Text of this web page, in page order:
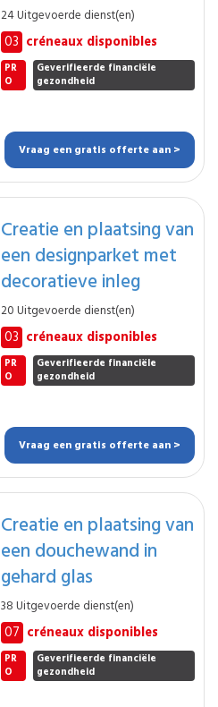
24 Uitgevoerde dienst(en)
03 créneaux disponibles
PR
O
Geverifieerde financiële
gezondheid
Vraag een gratis offerte aan >
Creatie en plaatsing van
een designparket met
decoratieve inleg
20 Uitgevoerde dienst(en)
03 créneaux disponibles
PR
O
Geverifieerde financiële
gezondheid
Vraag een gratis offerte aan >
Creatie en plaatsing van
een douchewand in
gehard glas
38 Uitgevoerde dienst(en)
07 créneaux disponibles
PR
O
Geverifieerde financiële
gezondheid